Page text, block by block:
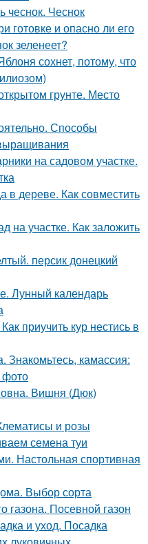
чеснок. Чеснок
готовке и опасно ли его
зеленеет?
сохнет, потому, что
грунте. Место
Способы
на садовом участке.
в дереве. Как совместить
на участке. Как заложить
персик донецкий
Лунный календарь
приучить кур нестись в
Знакомьтесь, камассия:
фото
Вишня (Дюк)
и розы
семена туи
Настольная спортивная
Выбор сорта
Посевной газон
и уход. Посадка